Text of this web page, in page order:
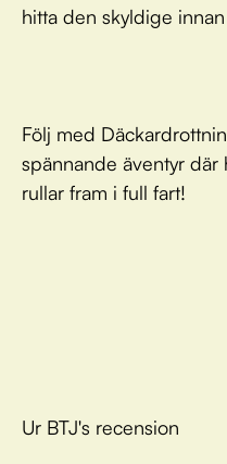
hitta den skyldige
Följ med
spännande äventyr
rullar fram i full fart!
Ur BTJ's recension